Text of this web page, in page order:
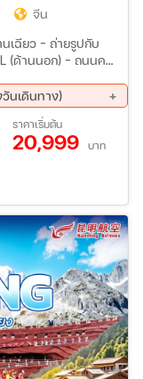
จีน
เฉียว – ถ่ายรูปกับ
(ด้านนอก) – ถนนคน
SILVERFISH
แก้ว) – เกาะเสี่ยว
เกยตื้น – ถนนคนเดิน
นเดินทาง)
ราคาเริ่มต้น
20,999 บาท